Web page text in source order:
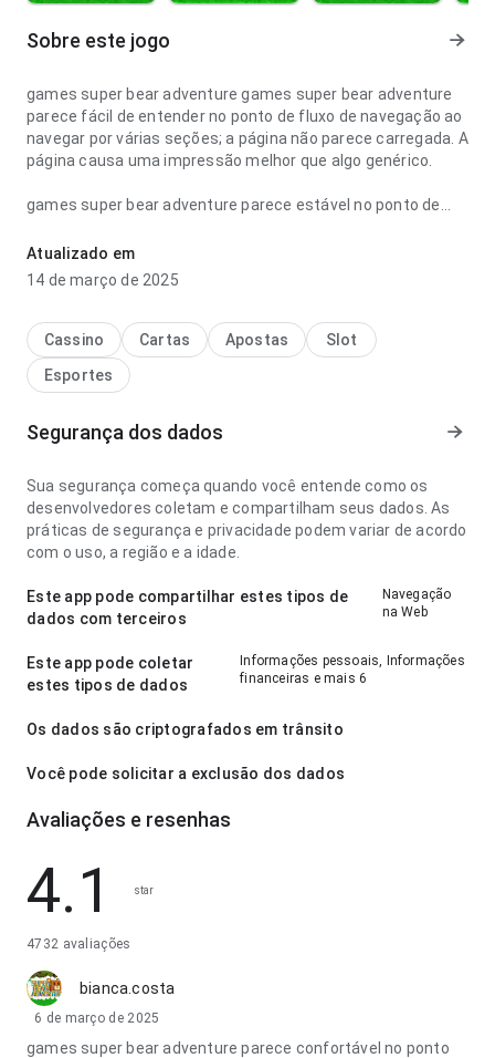
Sobre este jogo
games super bear adventure games super bear adventure
parece fácil de entender no ponto de fluxo de navegação ao
navegar por várias seções; a página não parece carregada. A
página causa uma impressão melhor que algo genérico.
games super bear adventure parece estável no ponto de
previsível. A experiência combina bem com uso frequente.
Atualizado em
14 de março de 2025
Cassino Cartas Apostas
Slot
Esportes
Segurança dos dados
Sua segurança começa quando você entende como os
desenvolvedores coletam e compartilham seus dados. As
práticas de segurança e privacidade podem variar de acordo
com o uso, a região e a idade.
Este app pode compartilhar estes tipos de
dados com terceiros
Navegação
na Web
Este app pode coletar
estes tipos de dados
Informações pessoais, Informações
financeiras e mais 6
Os dados são criptografados em trânsito
Você pode solicitar a exclusão dos dados
Avaliações e resenhas
4.1 star
4732 avaliações
bianca.costa
6 de março de 2025
games super bear adventure parece confortável no ponto